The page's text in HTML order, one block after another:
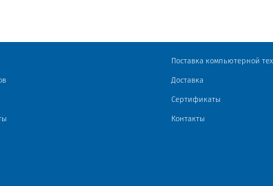
Поставка компьютерной
Доставка
Сертификаты
Контакты